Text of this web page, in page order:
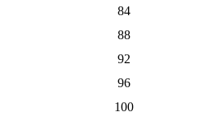
84
88
92
96
100